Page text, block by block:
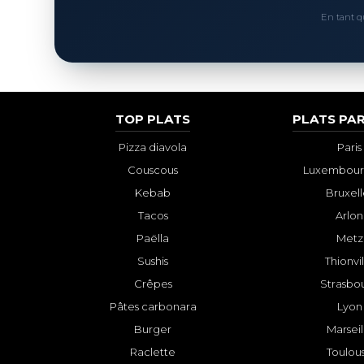
En tant
TOP PLATS
Pizza diavola
Couscous
Kebab
Tacos
Paëlla
Sushis
Crêpes
Pâtes carbonara
Burger
Raclette
PLATS
Paris
Arlon
Metz
Lyon